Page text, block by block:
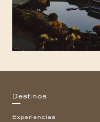
Destinos
Experiencias